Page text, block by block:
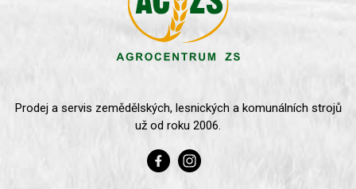
Prodej a servis zemědělských, lesnických a komunálních strojů
už od roku 2006.